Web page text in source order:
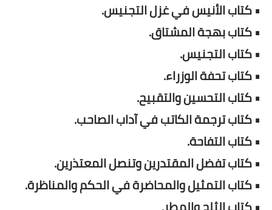
• كتاب الأنيس في غزل التجنيس.
• كتاب بهجة المشتاق.
• كتاب التجنيس.
• كتاب تحفة الوزراء.
• كتاب التحسين والتقبيح.
• كتاب ترجمة الكاتب في آداب الصاحب.
• كتاب التفاحة.
• كتاب تفضل المقتدرين وتنصل المعتذرين.
• كتاب التمثيل والمحاضرة في الحكم والمناظرة.